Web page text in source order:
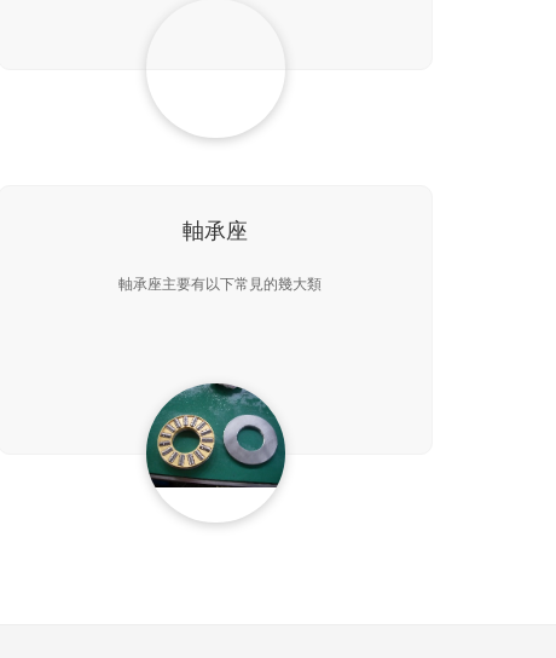
軸承座
軸承座主要有以下常見的幾大類